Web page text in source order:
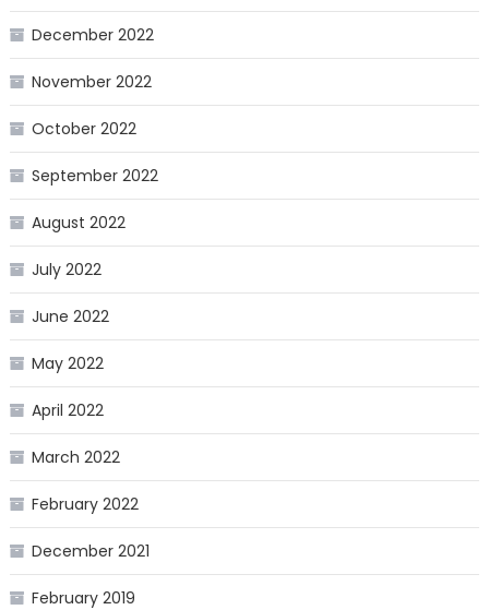
December 2022
November 2022
October 2022
September 2022
August 2022
July 2022
June 2022
May 2022
April 2022
March 2022
February 2022
December 2021
February 2019